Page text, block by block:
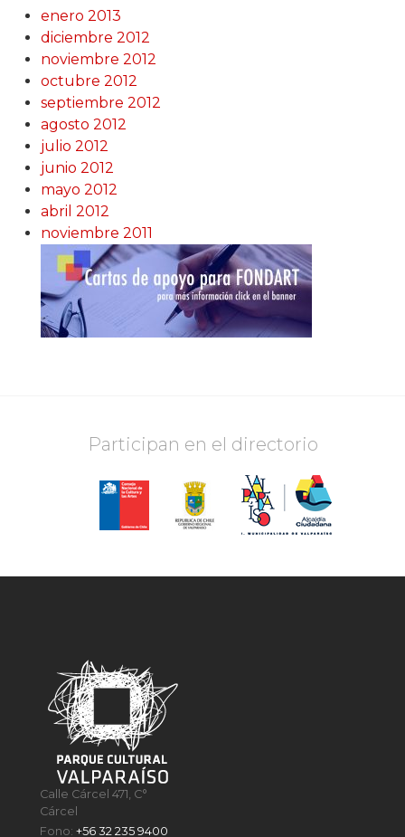
enero 2013
diciembre 2012
noviembre 2012
octubre 2012
septiembre 2012
agosto 2012
julio 2012
junio 2012
mayo 2012
abril 2012
noviembre 2011
Participan en el directorio
Calle Cárcel 471, C°
Cárcel
Fono:+56 32 235 9400